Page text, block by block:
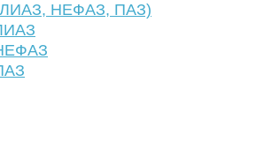
(ЛИАЗ, НЕФАЗ, ПАЗ)